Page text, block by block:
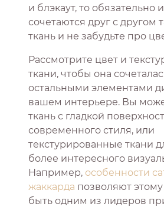
и блэкаут, то обязательно
сочетаются друг с другом
ткань и не забудьте про
Рассмотрите цвет и
ткани, чтобы она
остальными элементами
вашем интерьере. Вы
ткань с гладкой
современного стиля, или
текстурированные ткани
более интересного
Например, особенности
жаккарда позволяют
быть одним из лидеров